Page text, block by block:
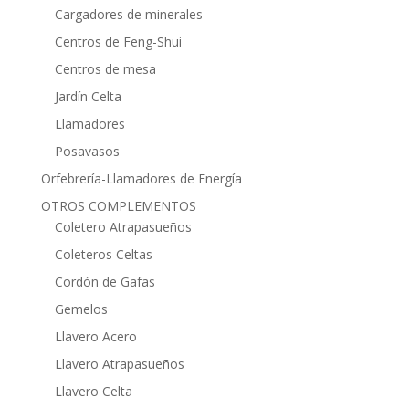
Cargadores de minerales
Centros de Feng-Shui
Centros de mesa
Jardín Celta
Llamadores
Posavasos
Orfebrería-Llamadores de Energía
OTROS COMPLEMENTOS
Coletero Atrapasueños
Coleteros Celtas
Cordón de Gafas
Gemelos
Llavero Acero
Llavero Atrapasueños
Llavero Celta